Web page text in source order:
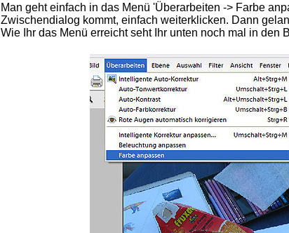
Man geht einfach in das Menü 'Überarbeiten -> Farbe
Zwischendialog kommt, einfach weiterklicken. Dann
Wie Ihr das Menü erreicht seht Ihr unten noch mal in den